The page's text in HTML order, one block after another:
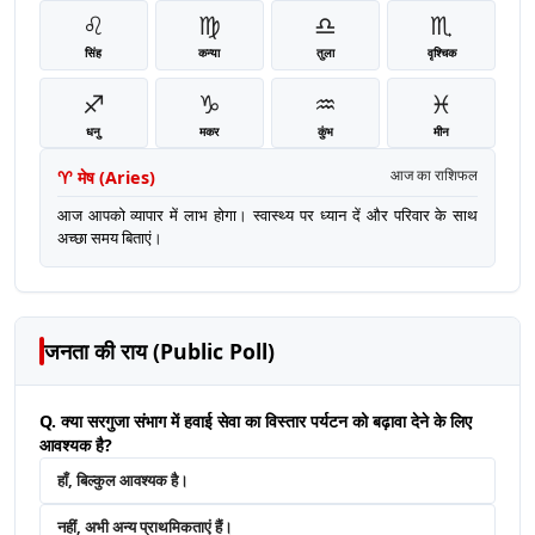
♌
सिंह
♍
कन्या
♎
तुला
♏
वृश्चिक
♐
धनु
♑
मकर
♒
कुंभ
♓
मीन
♈ मेष(Aries) आज का राशिफल
आज आपको व्यापार में लाभ होगा। स्वास्थ्य पर ध्यान दें और परिवार के साथ
अच्छा समय बिताएं।
जनता की राय (Public Poll)
Q. क्या सरगुजा संभाग में हवाई सेवा का विस्तार पर्यटन को बढ़ावा देने के लिए
आवश्यक है?
हाँ, बिल्कुल आवश्यक है।
नहीं, अभी अन्य प्राथमिकताएं हैं।